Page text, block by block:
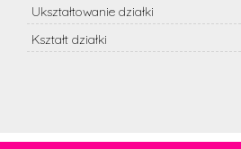
Ukształtowanie działki
Kształt działki